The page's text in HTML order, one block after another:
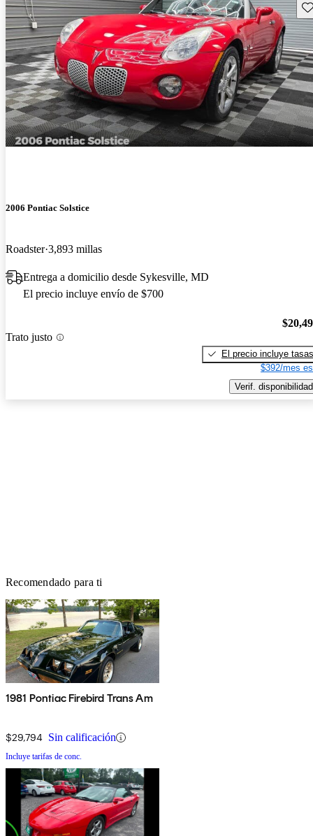
2006 Pontiac Solstice
Roadster 3,893 millas
Entrega a domicilio desde Sykesville, MD
El precio incluye envío de $700
Trato justo
El precio incluye tasas
$392/mes
Verif. disponibilidad
Recomendado para ti
1981 Pontiac Firebird Trans Am
$29,794 Sin calificación
Incluye tarifas de conc.